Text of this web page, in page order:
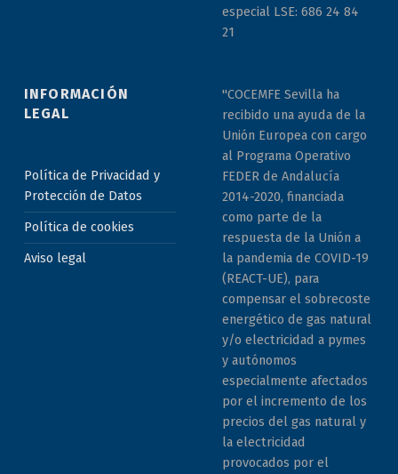
especial LSE: 686 24 84
21
INFORMACIÓN
LEGAL
Política de Privacidad y
Protección de Datos
Política de cookies
Aviso legal
"COCEMFE Sevilla ha
recibido una ayuda de la
Unión Europea con cargo
al Programa Operativo
FEDER de Andalucía
2014-2020, financiada
como parte de la
respuesta de la Unión a
la pandemia de COVID-19
(REACT-UE), para
compensar el sobrecoste
energético de gas natural
y/o electricidad a pymes
y autónomos
especialmente afectados
por el incremento de los
precios del gas natural y
la electricidad
provocados por el